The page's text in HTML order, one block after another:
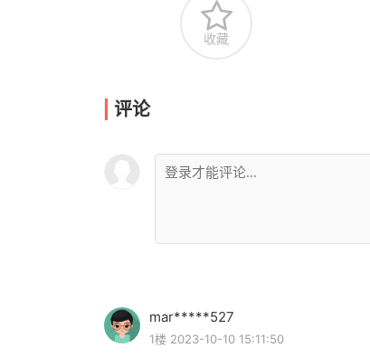
收藏
评论
mar*****527
1楼 2023-10-10 15:11:50